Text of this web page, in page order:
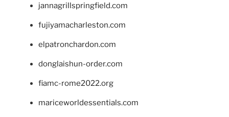
jannagrillspringfield.com
fujiyamacharleston.com
elpatronchardon.com
donglaishun-order.com
fiamc-rome2022.org
mariceworldessentials.com